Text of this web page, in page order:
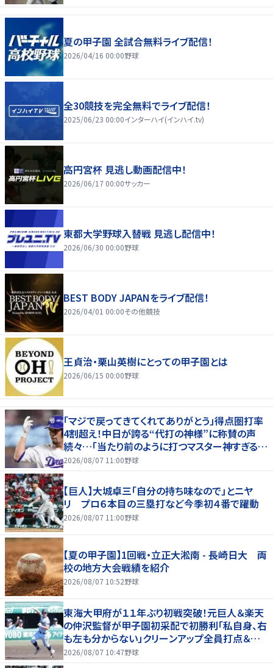
夏の甲子園 全試合無料ライブ配信！
2026/04/16 00:00野球
全30競技を完全無料でライブ配信！
2025/06/23 00:00インターハイ(インハイ.tv)
高円宮杯 見逃し動画配信中！
2026/06/17 00:00サッカー
東都大学野球入替戦 見逃し配信中！
2026/06/30 00:00野球
BEST BODY JAPANをライブ配信！
2026/04/01 00:00その他競技
王貞治・栗山英樹にとっての甲子園とは
2026/06/15 00:00野球
「マジで戻ってきてくれてありがとう」得点圏打率
4割超え！中日が誇る“代打の神様”に称賛の声
続々…「当たり前のように打つマスター神すぎる」
「また初球で決めたな」
2026/08/07 11:00野球
【巨人】大城卓三「自分の持ち味なので」とニヤ
リ プロ６本目の三塁打など今季初４番で躍動
2026/08/07 11:00野球
【夏の甲子園】1回戦・立正大淞南 - 長崎日大 両
校の地方大会戦績を紹介
2026/08/07 10:52野球
東海大甲府が１１年ぶり初戦突破！元巨人＆楽天
の仲沢監督が甲子園初采配で初勝利「私自身、右
も左も分からない」クリーンアップ全員打点＆継
投も「理想的」
2026/08/07 10:47野球